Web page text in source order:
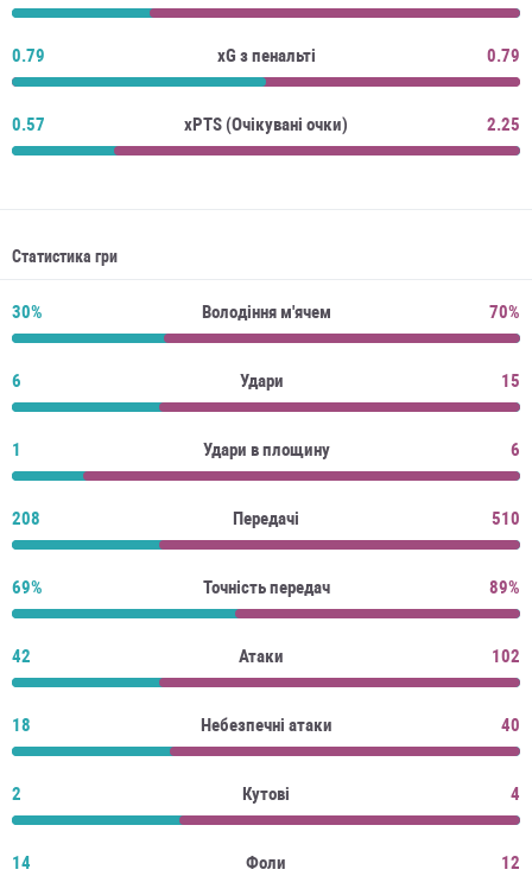
0.79 xG з пенальті 0.79
0.57 xPTS (Очікувані очки) 2.25
Статистика гри
30% Володіння м'ячем 70%
6 Удари 15
1 Удари в площину 6
208 Передачі 510
69% Точність передач 89%
42 Атаки 102
18 Небезпечні атаки 40
2 Кутові 4
14 Фоли 12